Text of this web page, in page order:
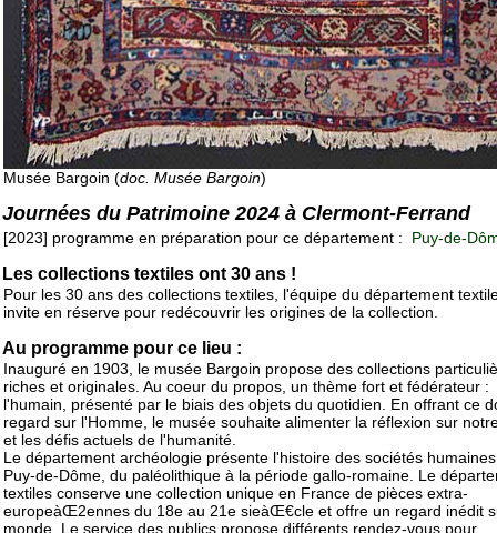
Musée Bargoin (doc. Musée Bargoin)
Journées du Patrimoine 2024 à Clermont-Ferrand
[2023] programme en préparation pour ce département : Puy-de-
Les collections textiles ont 30 ans !
Pour les 30 ans des collections textiles, l'équipe du département
invite en réserve pour redécouvrir les origines de la collection.
Au programme pour ce lieu :
Inauguré en 1903, le musée Bargoin propose des collections
riches et originales. Au coeur du propos, un thème fort et fédérateur :
l'humain, présenté par le biais des objets du quotidien. En offrant ce
regard sur l'Homme, le musée souhaite alimenter la réflexion sur
et les défis actuels de l'humanité.
Le département archéologie présente l'histoire des sociétés
Puy-de-Dôme, du paléolithique à la période gallo-romaine. Le
textiles conserve une collection unique en France de pièces extra-
europeàŒ2ennes du 18e au 21e sieàŒ€cle et offre un regard inédit
monde. Le service des publics propose différents rendez-vous pour